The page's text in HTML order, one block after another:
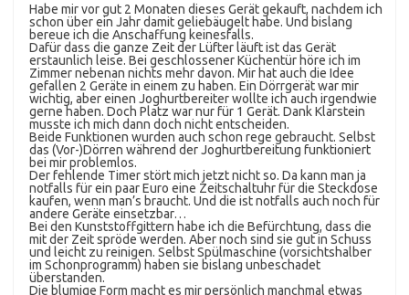
Habe mir vor gut 2 Monaten dieses Gerät gekauft, nachdem ich
schon über ein Jahr damit geliebäugelt habe. Und bislang
bereue ich die Anschaffung keinesfalls.
Dafür dass die ganze Zeit der Lüfter läuft ist das Gerät
erstaunlich leise. Bei geschlossener Küchentür höre ich im
Zimmer nebenan nichts mehr davon. Mir hat auch die Idee
gefallen 2 Geräte in einem zu haben. Ein Dörrgerät war mir
wichtig, aber einen Joghurtbereiter wollte ich auch irgendwie
gerne haben. Doch Platz war nur für 1 Gerät. Dank Klarstein
musste ich mich dann doch nicht entscheiden.
Beide Funktionen wurden auch schon rege gebraucht. Selbst
das (Vor-)Dörren während der Joghurtbereitung funktioniert
bei mir problemlos.
Der fehlende Timer stört mich jetzt nicht so. Da kann man ja
notfalls für ein paar Euro eine Zeitschaltuhr für die Steckdose
kaufen, wenn man’s braucht. Und die ist notfalls auch noch für
andere Geräte einsetzbar…
Bei den Kunststoffgittern habe ich die Befürchtung, dass die
mit der Zeit spröde werden. Aber noch sind sie gut in Schuss
und leicht zu reinigen. Selbst Spülmaschine (vorsichtshalber
im Schonprogramm) haben sie bislang unbeschadet
überstanden.
Die blumige Form macht es mir persönlich manchmal etwas